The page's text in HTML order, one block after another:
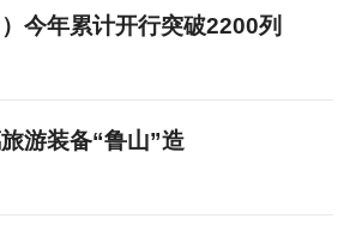
今年累计开行突破2200列
游装备“鲁山”造